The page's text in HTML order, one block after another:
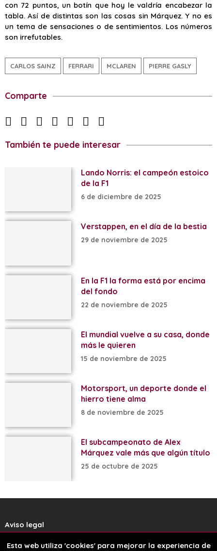
con 72 puntos, un botín que hoy le valdría encabezar la
tabla. Así de distintas son las cosas sin Márquez. Y no es
un tema de sensaciones o de sentimientos. Los números
son irrefutables.
CARLOS SAINZ FERRARI MCLAREN PIERRE GASLY
Comparte
También te puede interesar
Lando Norris: el campeón estoico
de la F1
6 de diciembre de 2025
Verstappen, en el día de la bestia
29 de noviembre de 2025
En la F1 la forma está por encima
del fondo
22 de noviembre de 2025
El mundial vuelve a su casa, donde
más le quieren
15 de noviembre de 2025
Motorsport, un deporte donde el
hierro tiene alma
8 de noviembre de 2025
El subcampeonato de Alex
Márquez vale más que algún título
25 de octubre de 2025
Aviso legal
Esta web utiliza 'cookies' para mejorar la experiencia de